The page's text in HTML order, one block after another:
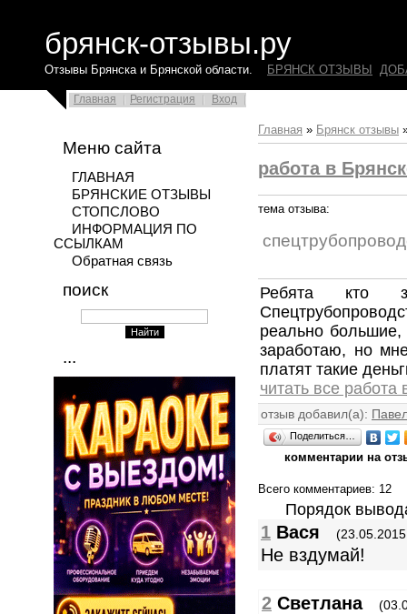
брянск-отзывы.ру
Отзывы Брянска и Брянской области. БРЯНСК ОТЗЫВЫ
Главная Регистрация Вход
Меню сайта
ГЛАВНАЯ
БРЯНСКИЕ ОТЗЫВЫ
СТОПСЛОВО
ИНФОРМАЦИЯ ПО
ССЫЛКАМ
Обратная связь
поиск
...
Главная » Брянск отзывы
работа в
тема отзыва:
Ребята кто
реально
заработаю, но
платят такие
читать все
отзыв добавил(а):
Поделиться…
комментарии на
Всего комментариев: 12
Порядок
1 Вася
Не вздумай!
2 Светлана